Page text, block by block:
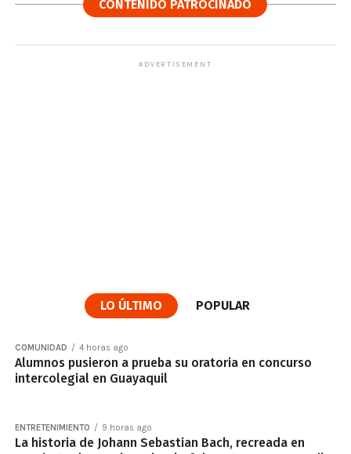
CONTENIDO PATROCINADO
ADVERTISEMENT
LO ÚLTIMO POPULAR
COMUNIDAD 4 horas ago
Alumnos pusieron a prueba su oratoria en concurso
intercolegial en Guayaquil
ENTRETENIMIENTO 9 horas ago
La historia de Johann Sebastian Bach, recreada en